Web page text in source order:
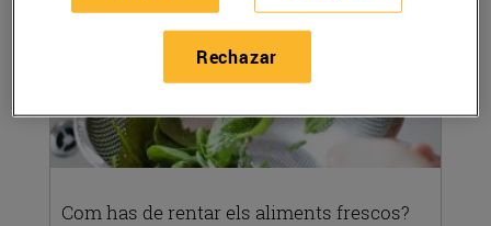
Com has de rentar els aliments frescos?
Rechazar